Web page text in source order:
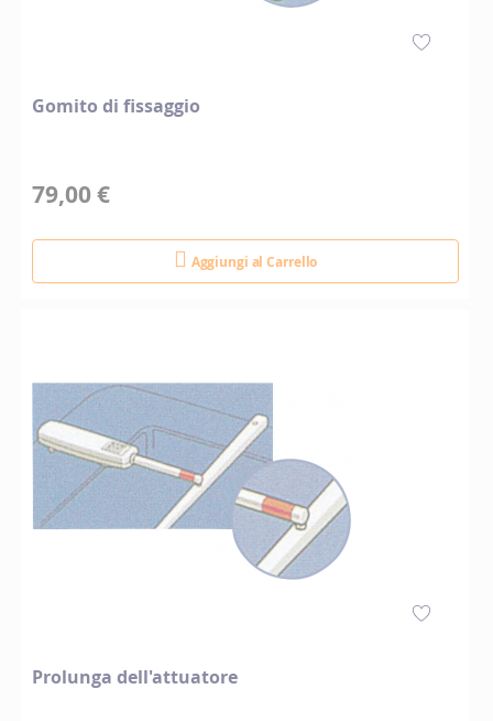
Gomito di fissaggio
79,00 €
Aggiungi al Carrello
Prolunga dell'attuatore